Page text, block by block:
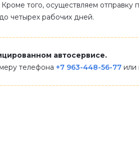
Кроме того, осуществляем
четырех рабочих дней.
автосервисе.
телефона +7 963-448-56-77 или